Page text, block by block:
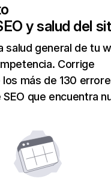
y salud del
salud general de tu
Corrige
los más de 130
que encuentra